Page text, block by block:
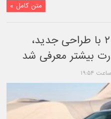
متن کامل »
بی ام و سری ۷ مدل ۲۰۲۷ با طراحی جدید،
بیشتر معرفی شد